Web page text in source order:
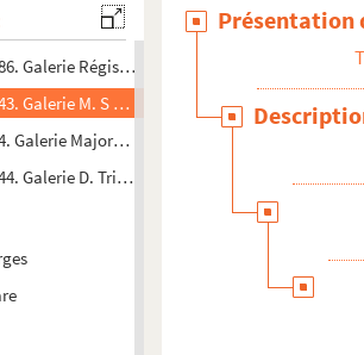
Galerie d'Art Drouot Provence - 16 rue de
Galerie Régis Manset - 21 rue de Provence
Galerie M. S Bing - 22 rue de Provence
Galerie Majorelle - 22 rue de Provence
Galerie D. Tripp et Cie - 34 rue de Provence
Présentation